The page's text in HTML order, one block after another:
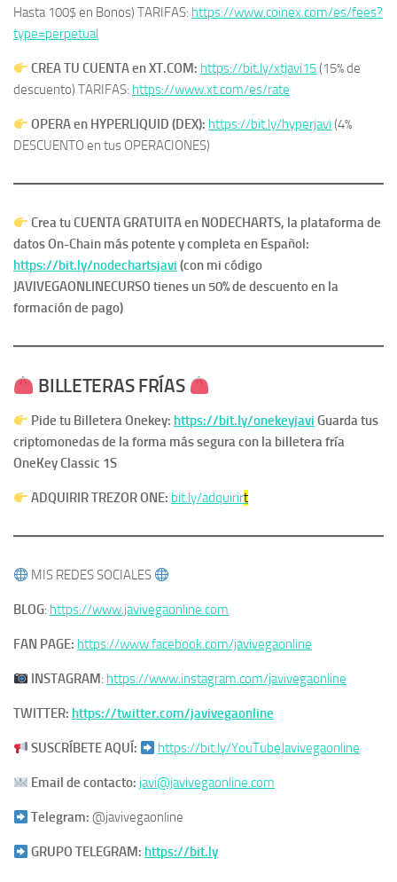
Hasta 100$ en Bonos) TARIFAS: https://www.coinex.com/es/fees?
type=perpetual
CREA TU CUENTA en XT.COM: https://bit.ly/xtjavi15(15% de
descuento) TARIFAS: https://www.xt.com/es/rate
OPERA en HYPERLIQUID (DEX): https://bit.ly/hyperjavi (4%
DESCUENTO en tus OPERACIONES)
Crea tu CUENTA GRATUITA en NODECHARTS, la plataforma de
datos On-Chain más potente y completa en Español:
https://bit.ly/nodechartsjavi (con mi código
JAVIVEGAONLINECURSO tienes un 50% de descuento en la
formación de pago)
BILLETERAS FRÍAS
Pide tu Billetera Onekey: https://bit.ly/onekeyjavi ​Guarda tus
criptomonedas de la forma más segura con la billetera fría
OneKey Classic 1S
ADQUIRIR TREZOR ONE: bit.ly/adquirirt
MIS REDES SOCIALES
BLOG: https://www.javivegaonline.com
FAN PAGE: https://www.facebook.com/javivegaonline
INSTAGRAM: https://www.instagram.com/javivegaonline
TWITTER: https://twitter.com/javivegaonline
SUSCRÍBETE AQUÍ: https://bit.ly/YouTubeJavivegaonline
Email de contacto: javi@javivegaonline.com
Telegram:@javivegaonline
GRUPO TELEGRAM: https://bit.ly